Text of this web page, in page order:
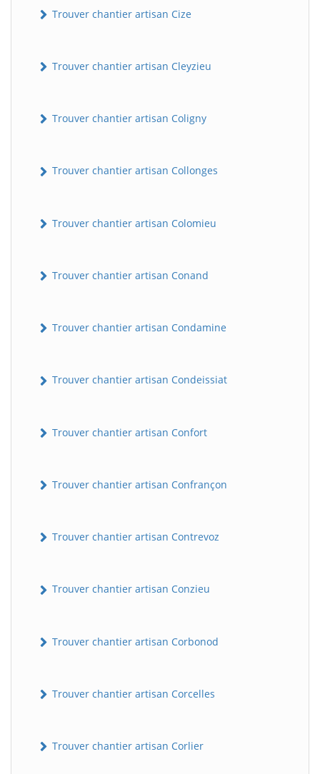
Trouver chantier artisan Cize
Trouver chantier artisan Cleyzieu
Trouver chantier artisan Coligny
Trouver chantier artisan Collonges
Trouver chantier artisan Colomieu
Trouver chantier artisan Conand
Trouver chantier artisan Condamine
Trouver chantier artisan Condeissiat
Trouver chantier artisan Confort
Trouver chantier artisan Confrançon
Trouver chantier artisan Contrevoz
Trouver chantier artisan Conzieu
Trouver chantier artisan Corbonod
Trouver chantier artisan Corcelles
Trouver chantier artisan Corlier
Assistant en ligne